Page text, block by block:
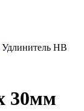
Удлинитель НВ
30мм